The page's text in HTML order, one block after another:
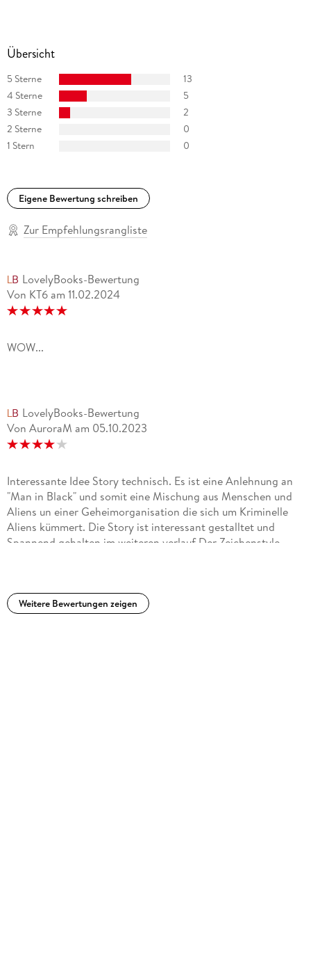
Übersicht
5 Sterne
13
4 Sterne
5
3 Sterne
2
2 Sterne
0
1 Stern
0
Eigene Bewertung schreiben
Zur Empfehlungsrangliste
LovelyBooks-Bewertung
Von KT6 am 11.02.2024
WOW...
LovelyBooks-Bewertung
Von AuroraM am 05.10.2023
Interessante Idee Story technisch. Es ist eine Anlehnung an
"Man in Black" und somit eine Mischung aus Menschen und
Aliens un einer Geheimorganisation die sich um Kriminelle
Aliens kümmert. Die Story ist interessant gestalltet und
Spannend gehalten im weiteren verlauf.Der Zeichenstyle
Weitere Bewertungen zeigen